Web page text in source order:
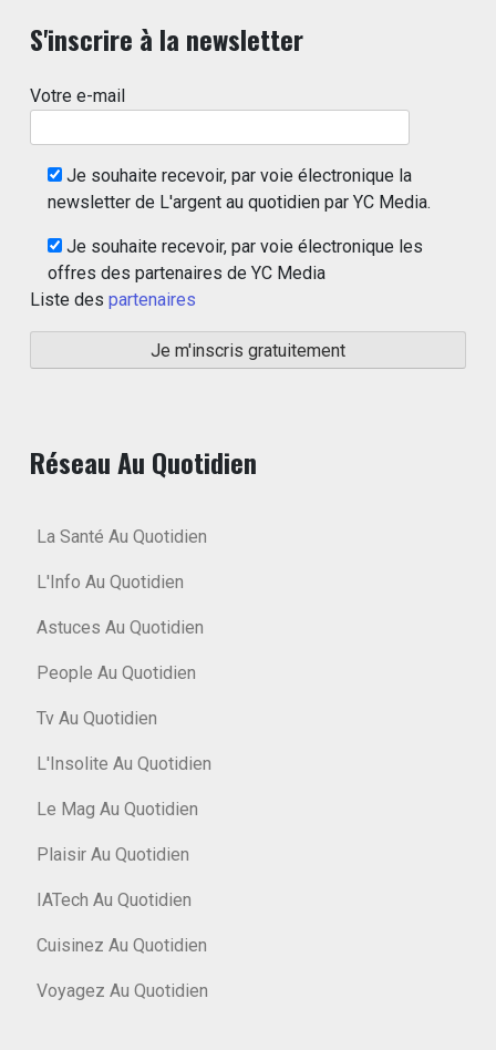
S'inscrire à la newsletter
Votre e-mail
Je souhaite recevoir, par voie électronique la
newsletter de L'argent au quotidien par YC Media.
Je souhaite recevoir, par voie électronique les
offres des partenaires de YC Media
Liste des partenaires
Réseau Au Quotidien
La Santé Au Quotidien
L'Info Au Quotidien
Astuces Au Quotidien
People Au Quotidien
Tv Au Quotidien
L'Insolite Au Quotidien
Le Mag Au Quotidien
Plaisir Au Quotidien
IATech Au Quotidien
Cuisinez Au Quotidien
Voyagez Au Quotidien